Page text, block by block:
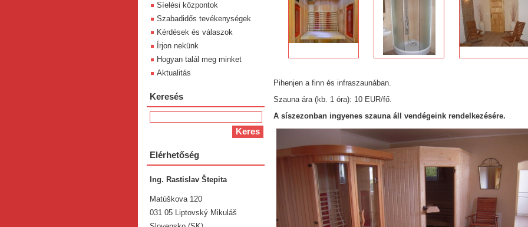
Pihenjen a finn és infraszaunában.
Szauna ára (kb. 1 óra): 10 EUR/fő.
A síszezonban ingyenes szauna áll vendégeink rendelkezésére.
Síelési központok
Szabadidős tevékenységek
Kérdések és válaszok
Írjon nekünk
Hogyan talál meg minket
Aktualitás
Keresés
Elérhetőség
Ing. Rastislav Štepita
Matúškova 120
031 05 Liptovský Mikuláš